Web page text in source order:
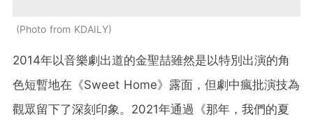
Photo from KDAILY
2014年以音樂劇出道的金聖喆雖然是以特別出演的角
色短暫地在《Sweet Home》露面，但劇中瘋批演技為
觀眾留下了深刻印象。2021年通過《那年，我們的夏